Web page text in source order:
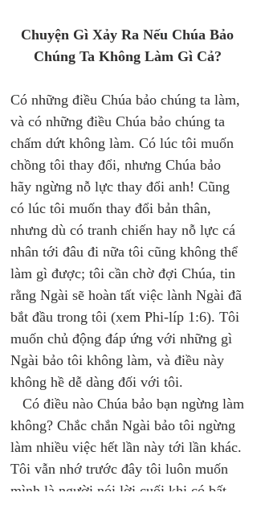
Chuyện Gì Xảy Ra Nếu Chúa Bảo
Chúng Ta Không Làm Gì Cả?
Có những điều Chúa bảo chúng ta làm,
và có những điều Chúa bảo chúng ta
chấm dứt không làm. Có lúc tôi muốn
chồng tôi thay đổi, nhưng Chúa bảo
hãy ngừng nỗ lực thay đổi anh! Cũng
có lúc tôi muốn thay đổi bản thân,
nhưng dù có tranh chiến hay nỗ lực cá
nhân tới đâu đi nữa tôi cũng không thể
làm gì được; tôi cần chờ đợi Chúa, tin
rằng Ngài sẽ hoàn tất việc lành Ngài đã
bắt đầu trong tôi (xem Phi-líp 1:6). Tôi
muốn chủ động đáp ứng với những gì
Ngài bảo tôi không làm, và điều này
không hề dễ dàng đối với tôi.
Có điều nào Chúa bảo bạn ngừng làm
không? Chắc chắn Ngài bảo tôi ngừng
làm nhiều việc hết lần này tới lần khác.
Tôi vẫn nhớ trước đây tôi luôn muốn
mình là người nói lời cuối khi có bất